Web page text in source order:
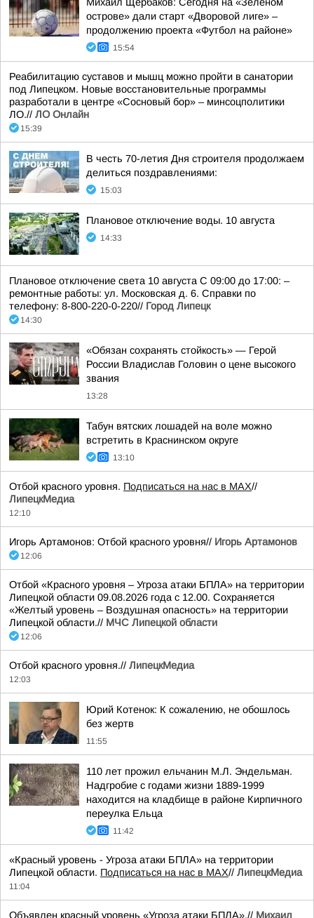
острове» дали старт «Дворовой лиге» –
продолжению проекта «Футбол на районе»
15:54
Реабилитацию суставов и мышц можно пройти в санатории
под Липецком. Новые восстановительные программы
разработали в центре «Сосновый бор» – минсоцполитики
ЛО.// ЛО Онлайн
15:39
В честь 70-летия Дня строителя продолжаем
делиться поздравлениями:
15:03
Плановое отключение воды. 10 августа
14:33
Плановое отключение света 10 августа С 09:00 до 17:00: –
ремонтные работы: ул. Московская д. 6. Справки по
телефону: 8-800-220-0-220// Город Липецк
14:30
«Обязан сохранять стойкость» — Герой
России Владислав Головин о цене высокого
звания
13:28
Табун вятских лошадей на воле можно
встретить в Краснинском округе
13:10
Отбой красного уровня. Подписаться на нас в МАХ//
ЛипецкМедиа
12:10
Игорь Артамонов: Отбой красного уровня// Игорь Артамонов
12:06
Отбой «Красного уровня – Угроза атаки БПЛА» на территории
Липецкой области 09.08.2026 года с 12.00. Сохраняется
«Желтый уровень – Воздушная опасность» на территории
Липецкой области.// МЧС Липецкой области
12:06
Отбой красного уровня.// ЛипецкМедиа
12:03
Юрий Котенок: К сожалению, не обошлось
без жертв
11:55
110 лет прожил ельчанин М.Л. Эндельман.
Надгробие с годами жизни 1889-1999
находится на кладбище в районе Кирпичного
переулка Ельца
11:42
«Красный уровень - Угроза атаки БПЛА» на территории
Липецкой области. Подписаться на нас в МАХ// ЛипецкМедиа
11:04
Объявлен красный уровень «Угроза атаки БПЛА».// Михаил